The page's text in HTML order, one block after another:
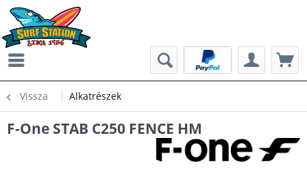
Vissza Alkatrészek
F-One STAB C250 FENCE HM